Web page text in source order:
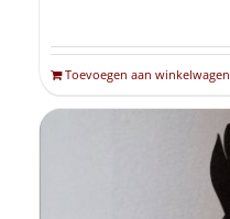
Toevoegen aan winkelwagen